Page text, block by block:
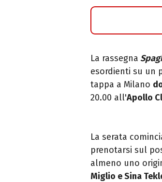
La rassegna
esordienti su un
tappa a Milano
20.00 all'Apollo
La serata
prenotarsi sul
almeno uno
Miglio e Sina